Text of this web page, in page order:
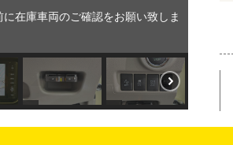
在庫車両のご確認をお願い致しま